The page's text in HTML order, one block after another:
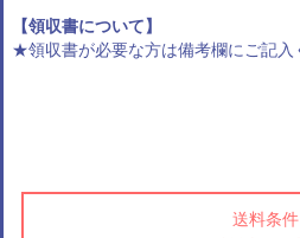
【領収書について】
★領収書が必要な方は備考欄にご記入
送料条件